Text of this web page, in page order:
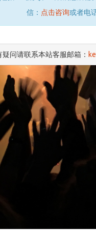
信： 点击咨询或者电
疑问请联系本站客服邮箱：